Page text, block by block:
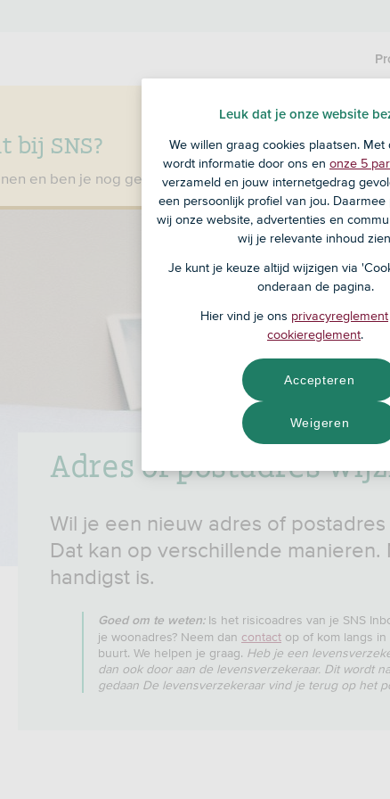
bij SNS?
en ben je nog geen klant bij SNS?Ga dan naar ASN
Adres of postadres
Wil je een nieuw adres of
Dat kan op verschillende manieren.
handigst is.
Goed om te weten: Is het risicoadres van je SNS
je woonadres? Neem dan contact op of kom langs in
buurt. We helpen je graag. Heb je een
dan ook door aan de levensverzekeraar. Dit wordt
gedaan De levensverzekeraar vind je terug op het
Leuk dat je onze website
We willen graag cookies plaatsen. Met
wordt informatie door ons en onze 5
verzameld en jouw internetgedrag
een persoonlijk profiel van jou. Daarmee
wij onze website, advertenties en
wij je relevante inhoud
Je kunt je keuze altijd wijzigen via
onderaan de pagina.
Hier vind je ons privacyreglement
cookiereglement.
Weigeren
Accepteren